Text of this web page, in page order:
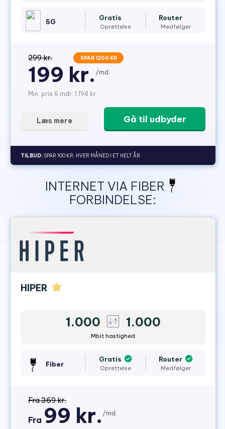
5G Gratis
Oprettelse
Router
Medfølger
299 kr. SPAR 1200 KR
199 kr. /md.
Min. pris 6 mdr: 1.194 kr.
Gå til udbyder
Læs mere
TILBUD: SPAR 100 KR. HVER MÅNED I ET HELT ÅR.
INTERNET VIA FIBER
FORBINDELSE:
HIPER
1.000 1.000
Mbit hastighed
Fiber
Gratis
Oprettelse
Router
Medfølger
Fra 369 kr.
Fra 99 kr. /md.